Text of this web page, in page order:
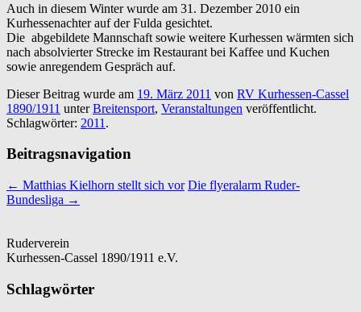
Auch in diesem Winter wurde am 31. Dezember 2010 ein
Kurhessenachter auf der Fulda gesichtet.
Die abgebildete Mannschaft sowie weitere Kurhessen wärmten sich
nach absolvierter Strecke im Restaurant bei Kaffee und Kuchen
sowie anregendem Gespräch auf.
Dieser Beitrag wurde am 19. März 2011 von RV Kurhessen-Cassel
1890/1911 unterBreitensport, Veranstaltungen veröffentlicht.
Schlagwörter: 2011 .
Beitragsnavigation
← Matthias Kielhorn stellt sich vor Die flyeralarm Ruder-
Bundesliga →
Ruderverein
Kurhessen-Cassel 1890/1911 e.V.
Schlagwörter